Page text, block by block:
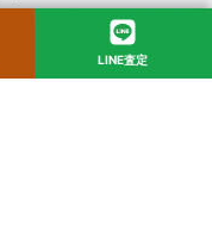
セントフォービル ２０３
Reserved.
LINE査定